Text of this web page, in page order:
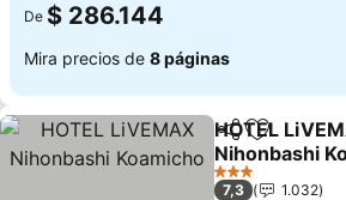
De $ 286.144
Mira precios de 8 páginas
Compartir
Agregar
HOTEL
Nihonbashi
3 Estrellas
7,3
1.032